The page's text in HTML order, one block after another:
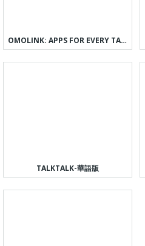
OMOLINK: APPS FOR EVERY TASTE
TALKTALK-華語版